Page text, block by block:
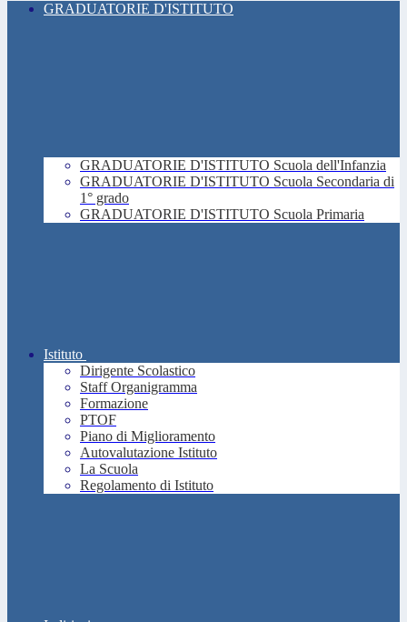
GRADUATORIE D'ISTITUTO
GRADUATORIE D'ISTITUTO Scuola dell'Infanzia
GRADUATORIE D'ISTITUTO Scuola Secondaria di
1° grado
GRADUATORIE D'ISTITUTO Scuola Primaria
Istituto
Dirigente Scolastico
Staff Organigramma
Formazione
PTOF
Piano di Miglioramento
Autovalutazione Istituto
La Scuola
Regolamento di Istituto